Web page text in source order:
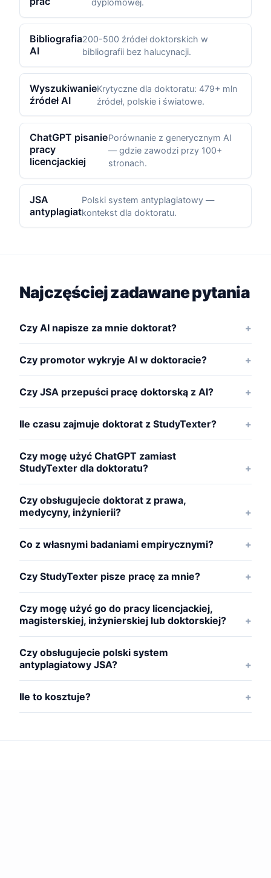
dyplomowej.
Bibliografia
AI
200-500 źródeł doktorskich w
bibliografii bez halucynacji.
Wyszukiwanie
źródeł AI
Krytyczne dla doktoratu: 479+ mln
źródeł, polskie i światowe.
ChatGPT pisanie
pracy
licencjackiej
Porównanie z generycznym AI
— gdzie zawodzi przy 100+
stronach.
JSA
antyplagiat
Polski system antyplagiatowy —
kontekst dla doktoratu.
Najczęściej zadawane pytania
Czy AI napisze za mnie doktorat?
Czy promotor wykryje AI w doktoracie?
Czy JSA przepuści pracę doktorską z AI?
Ile czasu zajmuje doktorat z StudyTexter?
Czy mogę użyć ChatGPT zamiast
StudyTexter dla doktoratu?
Czy obsługujecie doktorat z prawa,
medycyny, inżynierii?
Co z własnymi badaniami empirycznymi?
Czy StudyTexter pisze pracę za mnie?
Czy mogę użyć go do pracy licencjackiej,
magisterskiej, inżynierskiej lub doktorskiej?
Czy obsługujecie polski system
antyplagiatowy JSA?
Ile to kosztuje?